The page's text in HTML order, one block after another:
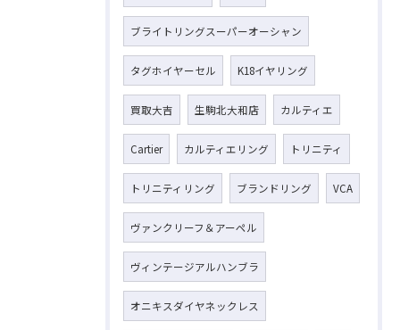
ブライトリングスーパーオーシャン
タグホイヤーセル K18イヤリング
買取大吉 生駒北大和店 カルティエ
Cartier カルティエリング トリニティ
トリニティリング ブランドリング VCA
ヴァンクリーフ＆アーペル
ヴィンテージアルハンブラ
オニキスダイヤネックレス